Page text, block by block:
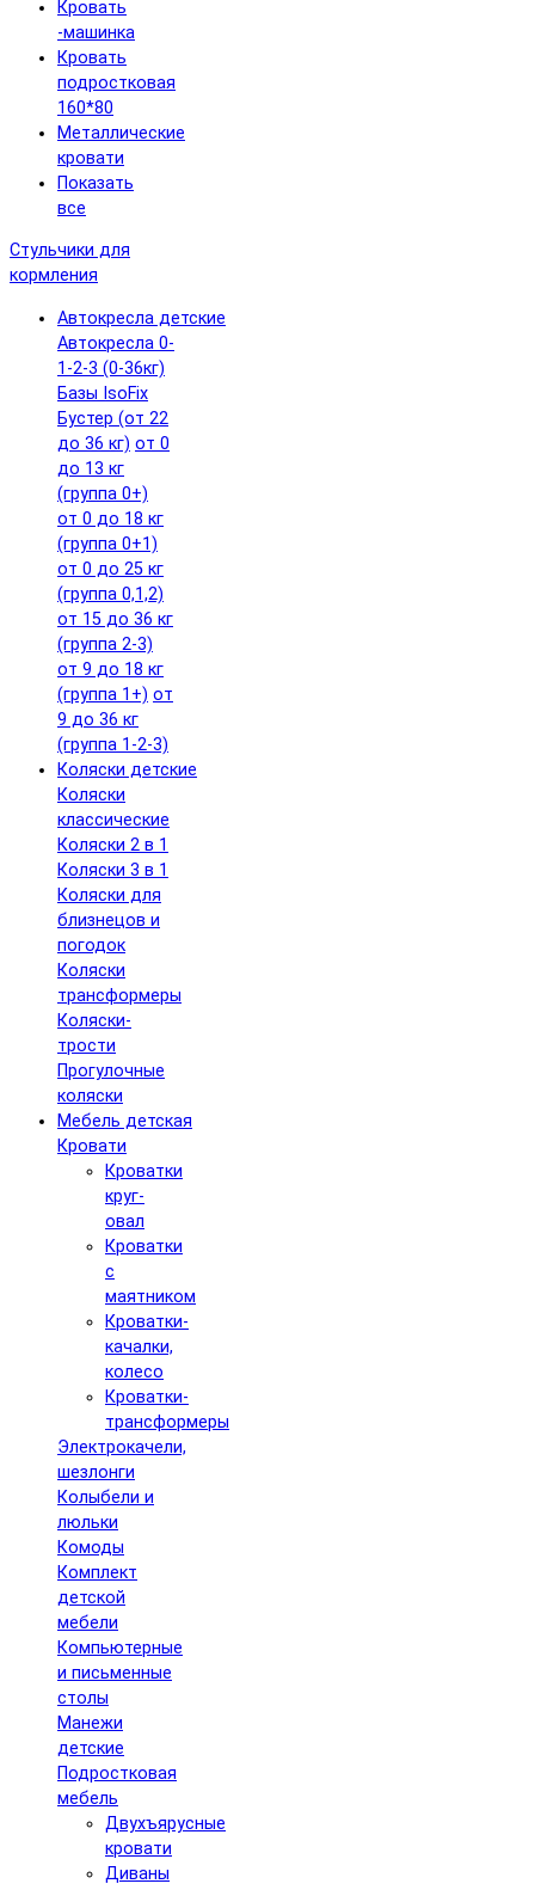
Кровать
-машинка
Кровать
подростковая
160*80
Металлические
кровати
Показать
все
Стульчики для
кормления
Автокресла детские
Автокресла 0-
1-2-3 (0-36кг)
Базы IsoFix
Бустер (от 22
до 36 кг) от 0
до 13 кг
(группа 0+)
от 0 до 18 кг
(группа 0+1)
от 0 до 25 кг
(группа 0,1,2)
от 15 до 36 кг
(группа 2-3)
от 9 до 18 кг
(группа 1+) от
9 до 36 кг
(группа 1-2-3)
Коляски детские
Коляски
классические
Коляски 2 в 1
Коляски 3 в 1
Коляски для
близнецов и
погодок
Коляски
трансформеры
Коляски-
трости
Прогулочные
коляски
Мебель детская
Кровати
Кроватки
круг-
овал
Кроватки
с
маятником
Кроватки-
качалки,
колесо
Кроватки-
трансформеры
Электрокачели,
шезлонги
Колыбели и
люльки
Комоды
Комплект
детской
мебели
Компьютерные
и письменные
столы
Манежи
детские
Подростковая
мебель
Двухъярусные
кровати
Диваны